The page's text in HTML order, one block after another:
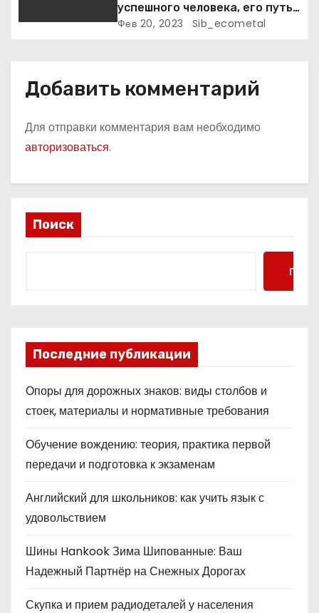
успешного человека, его путь
к славе и личное счастье
Фев 20, 2023 Sib_ecometal
Добавить комментарий
Для отправки комментария вам необходимо
авторизоваться.
Поиск
Поиск
Последние публикации
Опоры для дорожных знаков: виды столбов и
стоек, материалы и нормативные требования
Обучение вождению: теория, практика первой
передачи и подготовка к экзаменам
Английский для школьников: как учить язык с
удовольствием
Шины Hankook Зима Шипованные: Ваш
Надежный Партнёр на Снежных Дорогах
Скупка и прием радиодеталей у населения